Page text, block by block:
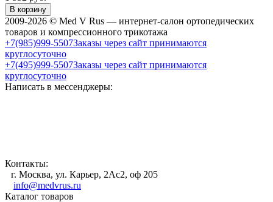
В корзину
2009-2026 © Med V Rus — интернет-салон ортопедических
товаров и компрессионного трикотажа
+7(985)999-5507Заказы через сайт принимаются
круглосуточно
+7(495)999-5507Заказы через сайт принимаются
круглосуточно
Написать в мессенджеры:
Контакты:
г. Москва, ул. Карьер, 2Ас2, оф 205
info@medvrus.ru
Каталог товаров